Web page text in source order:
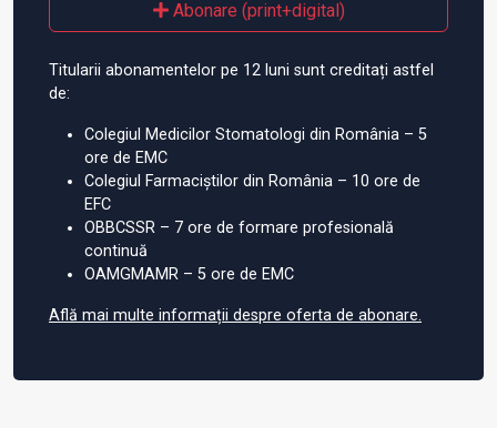
Abonare (print+digital)
Titularii abonamentelor pe 12 luni sunt creditați astfel
de:
Colegiul Medicilor Stomatologi din România – 5
ore de EMC
Colegiul Farmaciștilor din România – 10 ore de
EFC
OBBCSSR – 7 ore de formare profesională
continuă
OAMGMAMR – 5 ore de EMC
Află mai multe informații despre oferta de abonare.